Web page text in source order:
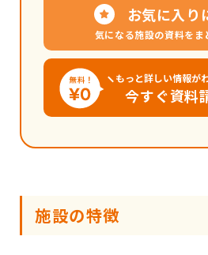
お気に入り
気になる施設の資料をま
もっと詳しい情報が
今すぐ資料
施設の特徴